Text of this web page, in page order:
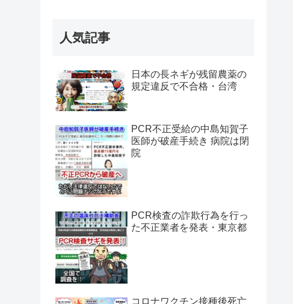
人気記事
日本の長ネギが残留農薬の
規定違反で不合格・台湾
PCR不正受給の中島知賀子
医師が破産手続き 病院は閉
院
PCR検査の詐欺行為を行っ
た不正業者を発表・東京都
コロナワクチン接種後死亡